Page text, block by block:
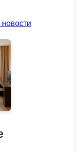
новости